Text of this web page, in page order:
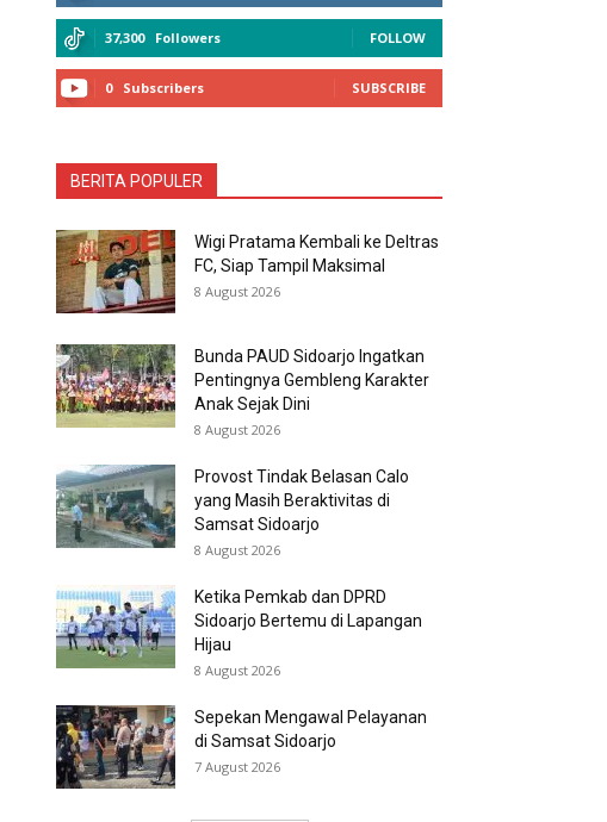
37,300 Followers FOLLOW
0 Subscribers SUBSCRIBE
BERITA POPULER
Wigi Pratama Kembali ke Deltras
FC, Siap Tampil Maksimal
8 August 2026
Bunda PAUD Sidoarjo Ingatkan
Pentingnya Gembleng Karakter
Anak Sejak Dini
8 August 2026
Provost Tindak Belasan Calo
yang Masih Beraktivitas di
Samsat Sidoarjo
8 August 2026
Ketika Pemkab dan DPRD
Sidoarjo Bertemu di Lapangan
Hijau
8 August 2026
Sepekan Mengawal Pelayanan
di Samsat Sidoarjo
7 August 2026